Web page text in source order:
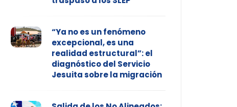
“Ya no es un fenómeno
excepcional, es una
realidad estructural”: el
diagnóstico del Servicio
Jesuita sobre la migración